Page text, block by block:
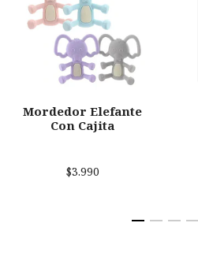
Mordedor Elefante
Con Cajita
$3.990